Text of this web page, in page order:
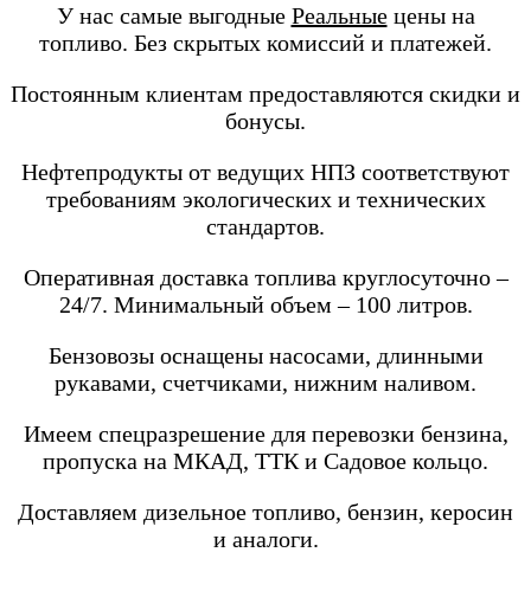
У нас самые выгодные Реальныецены на
топливо. Без скрытых комиссий и платежей.
Постоянным клиентам предоставляются скидки и
бонусы.
Нефтепродукты от ведущих НПЗ соответствуют
требованиям экологических и технических
стандартов.
Оперативная доставка топлива круглосуточно –
24/7. Минимальный объем – 100 литров.
Бензовозы оснащены насосами, длинными
рукавами, счетчиками, нижним наливом.
Имеем спецразрешение для перевозки бензина,
пропуска на МКАД, ТТК и Садовое кольцо.
Доставляем дизельное топливо, бензин, керосин
и аналоги.